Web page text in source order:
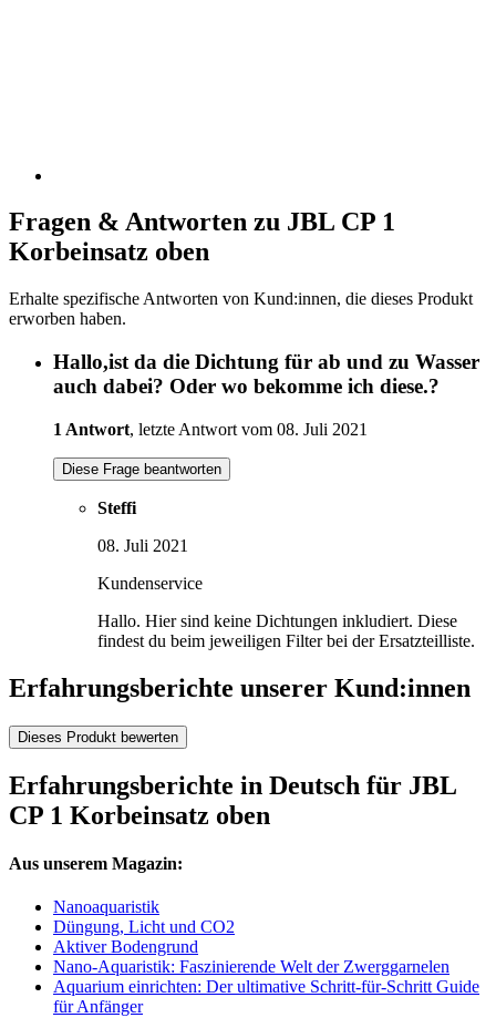
Fragen & Antworten zu JBL CP 1
Korbeinsatz oben
Erhalte spezifische Antworten von Kund:innen, die dieses Produkt
erworben haben.
Hallo,ist da die Dichtung für ab und zu Wasser
auch dabei? Oder wo bekomme ich diese.?
1 Antwort, letzte Antwort vom 08. Juli 2021
Diese Frage beantworten
Steffi
08. Juli 2021
Kundenservice
Hallo. Hier sind keine Dichtungen inkludiert. Diese
findest du beim jeweiligen Filter bei der Ersatzteilliste.
Erfahrungsberichte unserer Kund:innen
Dieses Produkt bewerten
Erfahrungsberichte in Deutsch für JBL
CP 1 Korbeinsatz oben
Aus unserem Magazin:
Nanoaquaristik
Düngung, Licht und CO2
Aktiver Bodengrund
Nano-Aquaristik: Faszinierende Welt der Zwerggarnelen
Aquarium einrichten: Der ultimative Schritt-für-Schritt Guide
für Anfänger